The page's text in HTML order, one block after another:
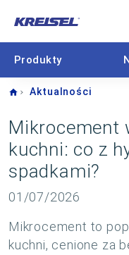
Produkty
Home
Aktualności
Mikrocement
kuchni: co z
spadkami?
01/07/2026
Mikrocement to
kuchni, cenione za